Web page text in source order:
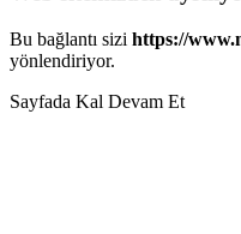
Bu bağlantı sizi https://
yönlendiriyor.
Sayfada Kal Devam Et